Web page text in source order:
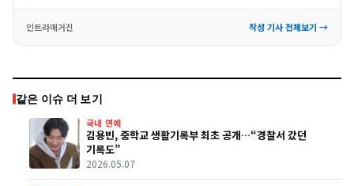
인트라매거진 작성 기사 전체보기 →
같은 이슈 더 보기
국내 연예
김용빈, 중학교 생활기록부 최초 공개…“경찰서 갔던
기록도”
2026.05.07